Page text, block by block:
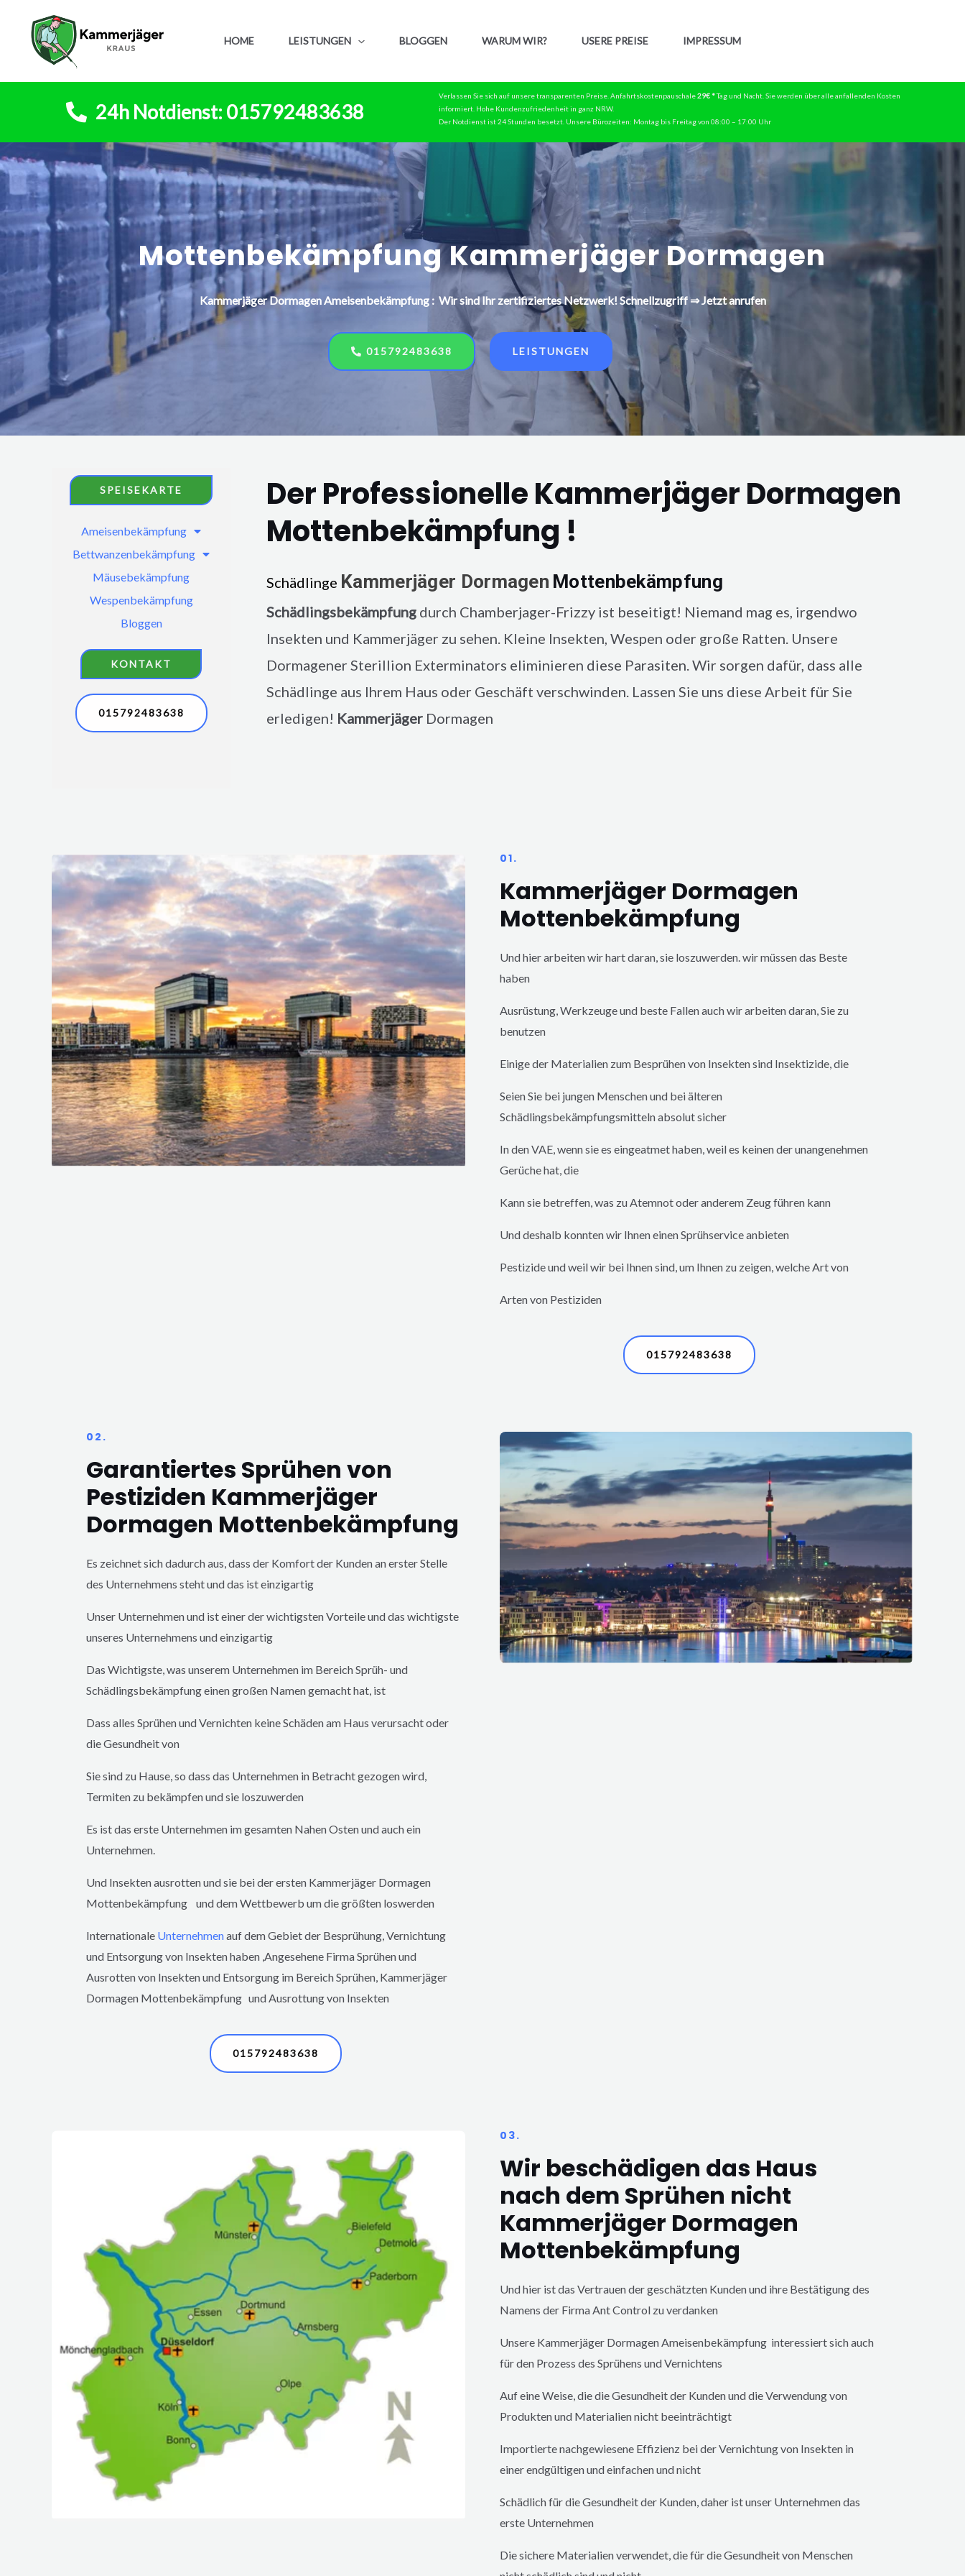
HOME LEISTUNGEN BLOGGEN WARUM WIR? USERE PREISE IMPRESSUM
24h Notdienst: 015792483638
Verlassen Sie sich auf unsere transparenten Preise. Anfahrtskostenpauschale29€ *Tag und Nacht. Sie werden über alle anfallenden Kosten
informiert. Hohe Kundenzufriedenheit in ganz NRW.
Der Notdienst ist 24 Stunden besetzt. Unsere Bürozeiten: Montag bis Freitag von 08:00 – 17:00 Uhr
Mottenbekämpfung Kammerjäger Dormagen
KammerjägerDormagenAmeisenbekämpfung : Wir sind Ihr zertifiziertes Netzwerk! Schnellzugriff ⇒ Jetzt anrufen
015792483638 LEISTUNGEN
SPEISEKARTE
Ameisenbekämpfung
Bettwanzenbekämpfung
Mäusebekämpfung
Wespenbekämpfung
Bloggen
KONTAKT
015792483638
Der Professionelle Kammerjäger Dormagen
Mottenbekämpfung !
Schädlinge Kammerjäger Dormagen Mottenbekämpfung
Schädlingsbekämpfung durch Chamberjager-Frizzy ist beseitigt! Niemand mag es, irgendwo
Insekten und Kammerjäger zu sehen. Kleine Insekten, Wespen oder große Ratten. Unsere
Dormagener Sterillion Exterminators eliminieren diese Parasiten. Wir sorgen dafür, dass alle
Schädlinge aus Ihrem Haus oder Geschäft verschwinden. Lassen Sie uns diese Arbeit für Sie
erledigen! Kammerjäger Dormagen
01.
Kammerjäger Dormagen
Mottenbekämpfung
Und hier arbeiten wir hart daran, sie loszuwerden. wir müssen das Beste
haben
Ausrüstung, Werkzeuge und beste Fallen auch wir arbeiten daran, Sie zu
benutzen
Einige der Materialien zum Besprühen von Insekten sind Insektizide, die
Seien Sie bei jungen Menschen und bei älteren
Schädlingsbekämpfungsmitteln absolut sicher
In den VAE, wenn sie es eingeatmet haben, weil es keinen der unangenehmen
Gerüche hat, die
Kann sie betreffen, was zu Atemnot oder anderem Zeug führen kann
Und deshalb konnten wir Ihnen einen Sprühservice anbieten
Pestizide und weil wir bei Ihnen sind, um Ihnen zu zeigen, welche Art von
Arten von Pestiziden
015792483638
02.
Garantiertes Sprühen von
Pestiziden Kammerjäger
Dormagen Mottenbekämpfung
Es zeichnet sich dadurch aus, dass der Komfort der Kunden an erster Stelle
des Unternehmens steht und das ist einzigartig
Unser Unternehmen und ist einer der wichtigsten Vorteile und das wichtigste
unseres Unternehmens und einzigartig
Das Wichtigste, was unserem Unternehmen im Bereich Sprüh- und
Schädlingsbekämpfung einen großen Namen gemacht hat, ist
Dass alles Sprühen und Vernichten keine Schäden am Haus verursacht oder
die Gesundheit von
Sie sind zu Hause, so dass das Unternehmen in Betracht gezogen wird,
Termiten zu bekämpfen und sie loszuwerden
Es ist das erste Unternehmen im gesamten Nahen Osten und auch ein
Unternehmen.
Und Insekten ausrotten und sie bei der ersten Kammerjäger Dormagen
Mottenbekämpfung und dem Wettbewerb um die größten loswerden
Internationale Unternehmenauf dem Gebiet der Besprühung, Vernichtung
und Entsorgung von Insekten haben ,Angesehene Firma Sprühen und
Ausrotten von Insekten und Entsorgung im Bereich Sprühen, Kammerjäger
Dormagen Mottenbekämpfung und Ausrottung von Insekten
015792483638
03.
Wir beschädigen das Haus
nach dem Sprühen nicht
Kammerjäger Dormagen
Mottenbekämpfung
Und hier ist das Vertrauen der geschätzten Kunden und ihre Bestätigung des
Namens der Firma Ant Control zu verdanken
Unsere Kammerjäger DormagenAmeisenbekämpfung interessiert sich auch
für den Prozess des Sprühens und Vernichtens
Auf eine Weise, die die Gesundheit der Kunden und die Verwendung von
Produkten und Materialien nicht beeinträchtigt
Importierte nachgewiesene Effizienz bei der Vernichtung von Insekten in
einer endgültigen und einfachen und nicht
Schädlich für die Gesundheit der Kunden, daher ist unser Unternehmen das
erste Unternehmen
Die sichere Materialien verwendet, die für die Gesundheit von Menschen